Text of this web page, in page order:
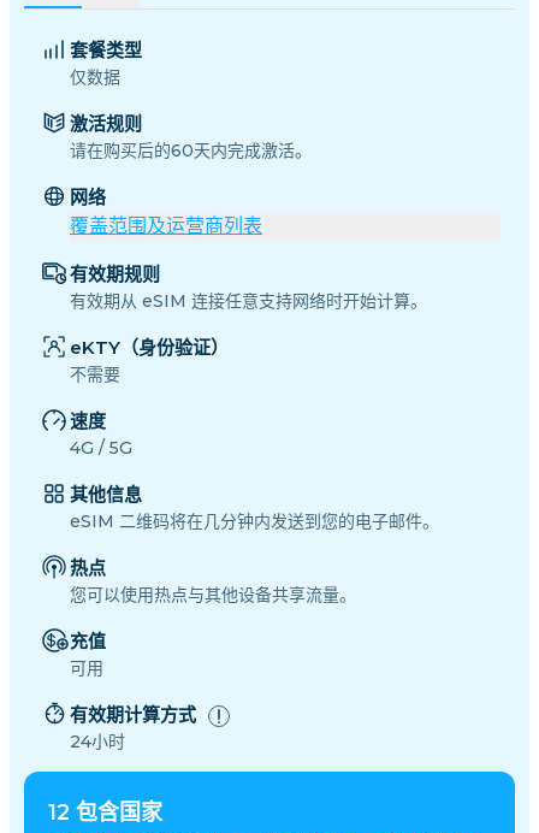
12 包含国家
套餐类型
仅数据
激活规则
请在购买后的60天内完成激活。
网络
覆盖范围及运营商列表
有效期规则
有效期从 eSIM 连接任意支持网络时开始计算。
eKTY（身份验证）
不需要
速度
4G / 5G
其他信息
eSIM 二维码将在几分钟内发送到您的电子邮件。
热点
您可以使用热点与其他设备共享流量。
充值
可用
有效期计算方式
24小时